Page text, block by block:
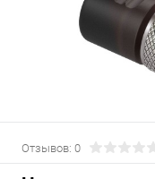
Отзывов: 0